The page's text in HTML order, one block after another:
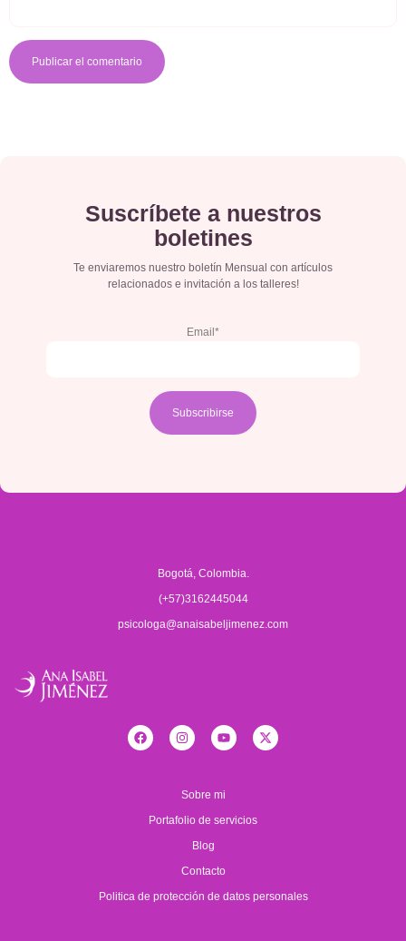
Suscríbete a nuestros
boletines
Te enviaremos nuestro boletín Mensual con artículos
relacionados e invitación a los talleres!
Email*
Bogotá, Colombia.
(+57)3162445044
psicologa@anaisabeljimenez.com
Sobre mi
Portafolio de servicios
Blog
Contacto
Politica de protección de datos personales